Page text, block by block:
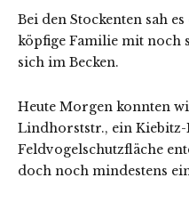
Bei den Stockenten sah
köpfige Familie mit noch
sich im Becken.
Heute Morgen konnten
Lindhorststr., ein Kiebitz-
Feldvogelschutzfläche
doch noch mindestens